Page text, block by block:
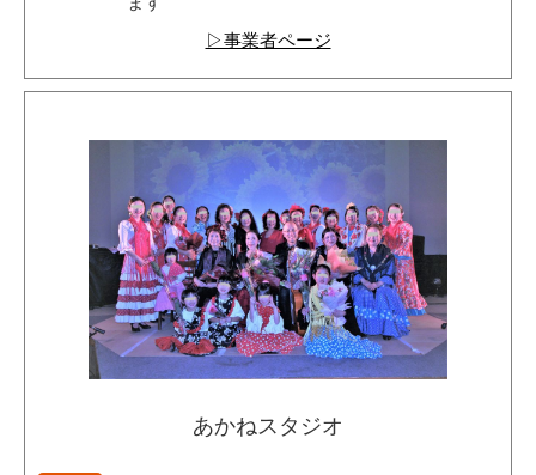
▷事業者ページ
あかねスタジオ